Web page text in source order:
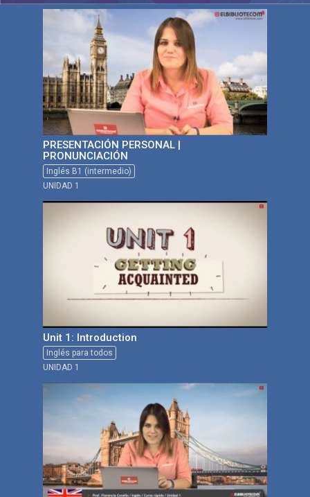
PRESENTACIÓN PERSONAL |
PRONUNCIACIÓN
Inglés B1 (intermedio)
UNIDAD 1
Unit 1: Introduction
Inglés para todos
UNIDAD 1